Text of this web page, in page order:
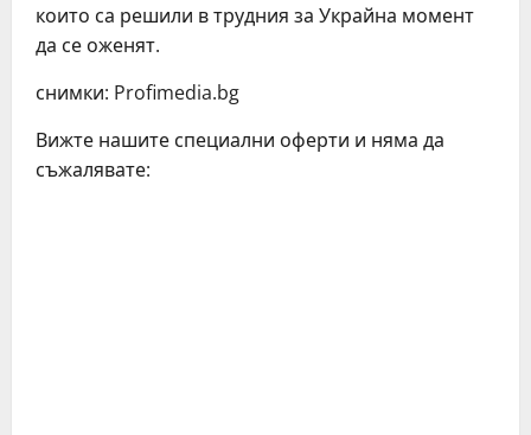
които са решили в трудния за Украйна момент
да се оженят.
снимки: Profimedia.bg
Вижте нашите специални оферти и няма да
съжалявате: